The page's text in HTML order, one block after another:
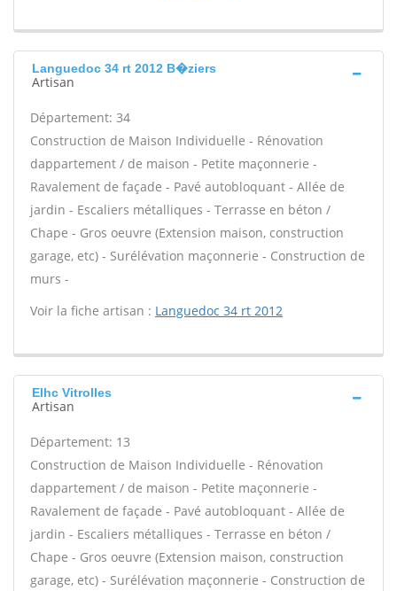
Languedoc 34 rt 2012 B�ziers
Artisan
Département: 34
Construction de Maison Individuelle - Rénovation
dappartement / de maison - Petite maçonnerie -
Ravalement de façade - Pavé autobloquant - Allée de
jardin - Escaliers métalliques - Terrasse en béton /
Chape - Gros oeuvre (Extension maison, construction
garage, etc) - Surélévation maçonnerie - Construction de
murs -
Voir la fiche artisan : Languedoc 34 rt 2012
Elhc Vitrolles
Artisan
Département: 13
Construction de Maison Individuelle - Rénovation
dappartement / de maison - Petite maçonnerie -
Ravalement de façade - Pavé autobloquant - Allée de
jardin - Escaliers métalliques - Terrasse en béton /
Chape - Gros oeuvre (Extension maison, construction
garage, etc) - Surélévation maçonnerie - Construction de